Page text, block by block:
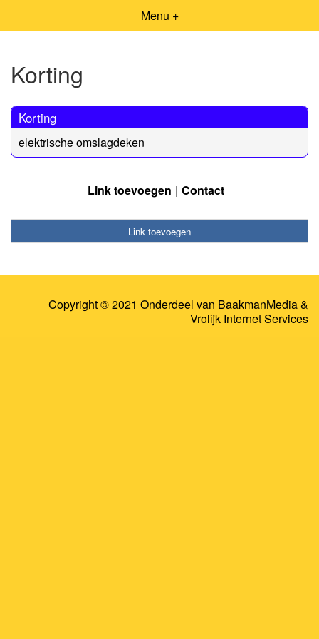
Menu +
Korting
Korting
elektrische omslagdeken
Link toevoegen Contact
Link toevoegen
Copyright © 2021 Onderdeel van BaakmanMedia&
Vrolijk Internet Services